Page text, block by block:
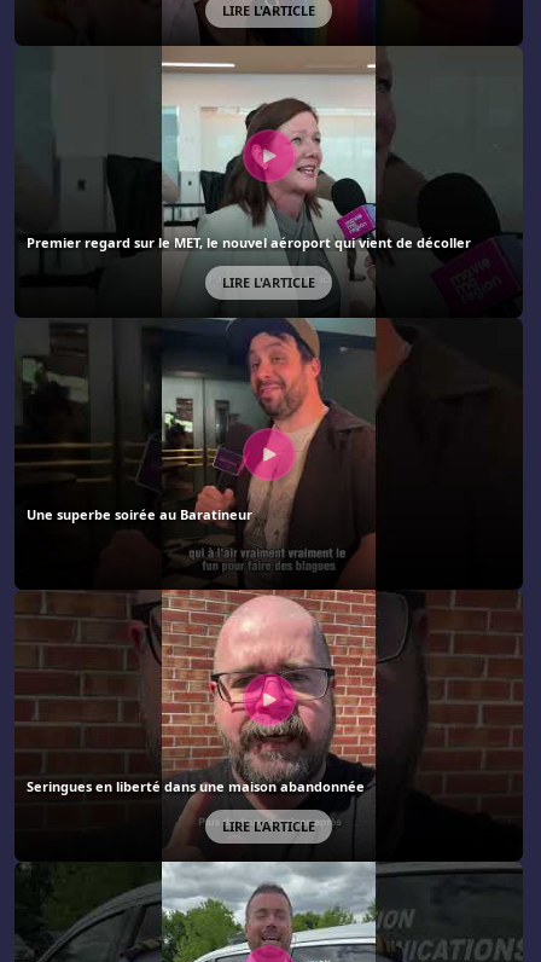
LIRE L'ARTICLE
Premier regard sur le MET, le nouvel aéroport qui vient de décoller
LIRE L'ARTICLE
Une superbe soirée au Baratineur
Seringues en liberté dans une maison abandonnée
LIRE L'ARTICLE